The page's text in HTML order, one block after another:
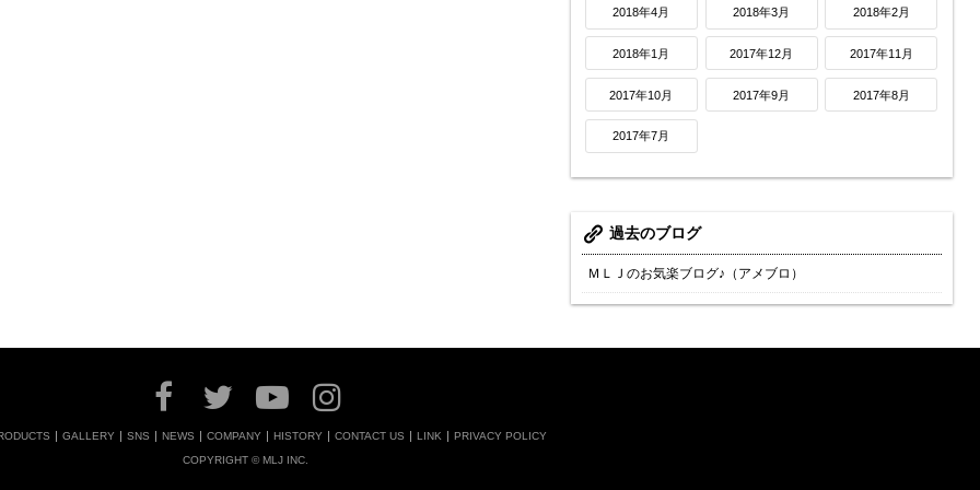
2018年4月 2018年3月 2018年2月
2018年1月 2017年12月 2017年11月
2017年10月 2017年9月 2017年8月
2017年7月
過去のブログ
ＭＬＪのお気楽ブログ♪（アメブロ）
GALLERY SNS NEWS COMPANY HISTORY CONTACT US LINK
PRIVACY POLICY
COPYRIGHT © MLJ INC.